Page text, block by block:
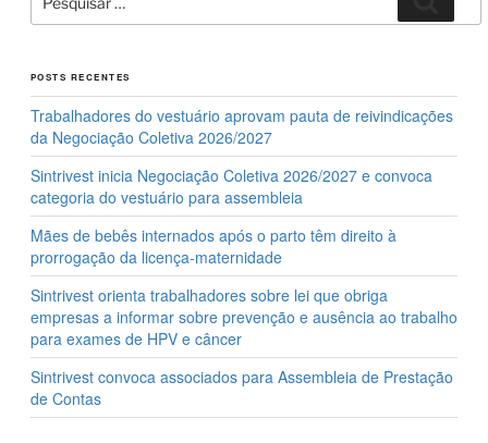
o n
por:
POSTS RECENTES
Trabalhadores do vestuário aprovam pauta de reivindicações
da Negociação Coletiva 2026/2027
Sintrivest inicia Negociação Coletiva 2026/2027 e convoca
categoria do vestuário para assembleia
Mães de bebês internados após o parto têm direito à
prorrogação da licença-maternidade
Sintrivest orienta trabalhadores sobre lei que obriga
empresas a informar sobre prevenção e ausência ao trabalho
para exames de HPV e câncer
Sintrivest convoca associados para Assembleia de Prestação
de Contas